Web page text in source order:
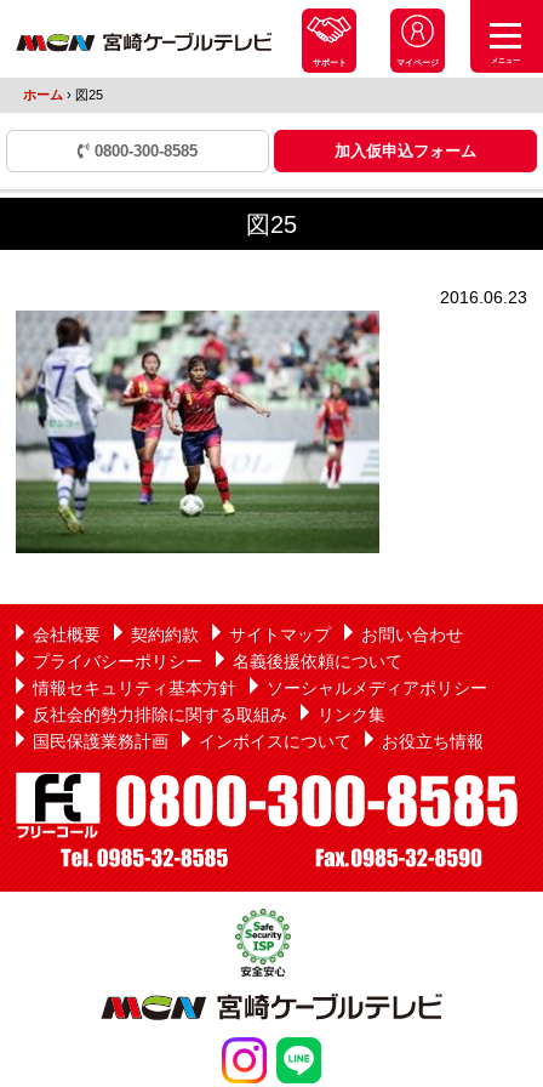
サポート マイページ メニュー
ホーム ›図25
0800-300-8585 加入仮申込フォーム
図25
2016.06.23
会社概要 契約約款 サイトマップ
お問い合わせ
プライバシーポリシー
名義後援依頼について
情報セキュリティ基本方針
ソーシャルメディアポリシー
反社会的勢力排除に関する取組み
リンク集
国民保護業務計画
インボイスについて お役立ち情報